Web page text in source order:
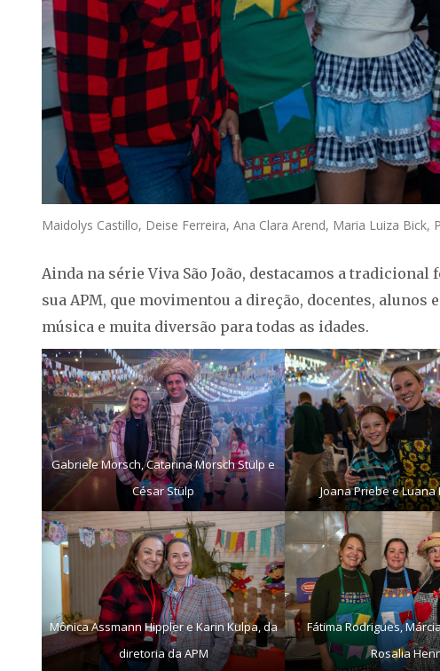
Maidolys Castillo, Deise Ferreira, Ana Clara Arend, Maria Luiza Bick,
Ainda na série Viva São João, destacamos a tradicional
sua APM, que movimentou a direção, docentes,
música e muita diversão para todas as idades.
Gabriele Morsch, Catarina Morsch Stülp e
César Stülp
Joana Priebe e
Mônica Assmann Hippler e Karin Kulpa, da
diretoria da APM
Fátima Rodrigues,
Rosalia